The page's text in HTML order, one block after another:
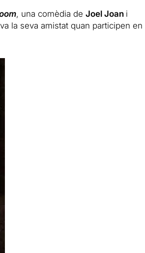
, una comèdia de Joel Joan i
la seva amistat quan participen en